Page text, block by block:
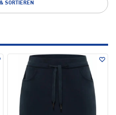
SORTIEREN